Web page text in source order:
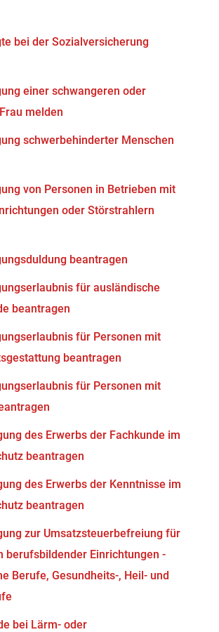
bei der Sozialversicherung
einer schwangeren oder
melden
schwerbehinderter Menschen
von Personen in Betrieben mit
oder Störstrahlern
beantragen
für ausländische
beantragen
für Personen mit
beantragen
für Personen mit
des Erwerbs der Fachkunde im
beantragen
des Erwerbs der Kenntnisse im
beantragen
zur Umsatzsteuerbefreiung für
berufsbildender Einrichtungen -
Berufe, Gesundheits-, Heil- und
bei Lärm- oder